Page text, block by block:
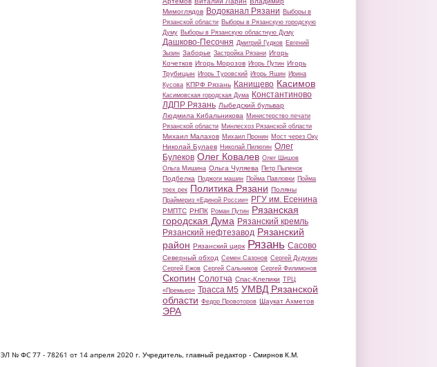
Мимоглядов Водоканал Рязани Выборы в
Рязанской области Выборы в Рязанскую городскую
Думу Выборы в Рязанскую областную Думу
Дашково-Песочня Дмитрий Гудков Евгений
Зызин Заборье Застройка Рязани Игорь
Кочетков Игорь Морозов Игорь Путин Игорь
Трубицын Игорь Туровский Игорь Яшин Ирина
Кусова КПРФ Рязань Канищево Касимов
Касимовская городская Дума Константиново
ЛДПР Рязань Лыбедский бульвар
Людмила Кибальникова Министерство печати
Рязанской области Минлесхоз Рязанской области
Михаил Малахов Михаил Пронин Мост через Оку
Николай Булаев Николай Пилюгин Олег
Булеков Олег Ковалев Олег Шишов
Ольга Мишина Ольга Чуляева Петр Пыленок
Подбелка Поджоги машин Пойма Павловки Пойма
трех рек Политика Рязани Поляны
Праймериз «Единой России» РГУ им. Есенина
РМПТС РНПК Роман Путин Рязанская
городская Дума Рязанский кремль
Рязанский нефтезавод Рязанский
район Рязанский цирк Рязань Сасово
Северный обход Семен Сазонов Сергей Дудукин
Сергей Ежов Сергей Сальников Сергей Филимонов
Скопин Солотча Спас-Клепики ТРЦ
«Премьер» Трасса М5 УМВД Рязанской
области Федор Провоторов Шаукат Ахметов
ЭРА
ЭЛ № ФС 77 - 78261 от 14 апреля 2020 г. Учредитель, главный редактор - Смирнов К.М.